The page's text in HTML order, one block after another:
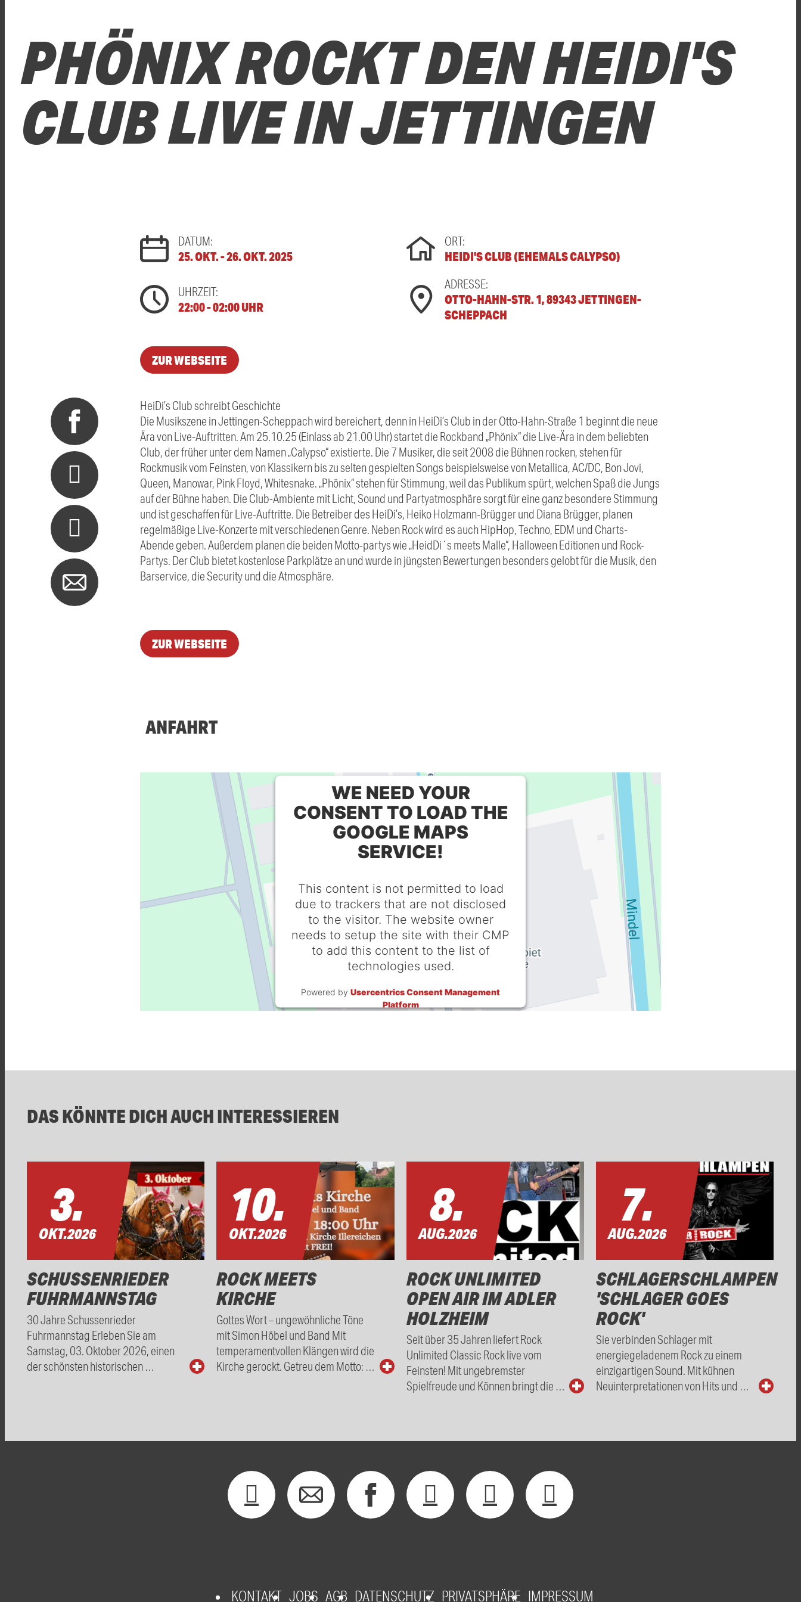
PHÖNIX ROCKT DEN HEIDI'S
CLUB LIVE IN JETTINGEN
DATUM:
25. OKT. - 26. OKT. 2025
ORT:
HEIDI'S CLUB (EHEMALS CALYPSO)
UHRZEIT:
22:00 - 02:00 UHR
ADRESSE:
OTTO-HAHN-STR. 1, 89343 JETTINGEN-
SCHEPPACH
ZUR WEBSEITE
HeiDi’s Club schreibt Geschichte
Die Musikszene in Jettingen-Scheppach wird bereichert, denn in HeiDi’s Club in der Otto-Hahn-Straße 1 beginnt die neue
Ära von Live-Auftritten. Am 25.10.25 (Einlass ab 21.00 Uhr) startet die Rockband „Phönix“ die Live-Ära in dem beliebten
Club, der früher unter dem Namen „Calypso“ existierte. Die 7 Musiker, die seit 2008 die Bühnen rocken, stehen für
Rockmusik vom Feinsten, von Klassikern bis zu selten gespielten Songs beispielsweise von Metallica, AC/DC, Bon Jovi,
Queen, Manowar, Pink Floyd, Whitesnake. „Phönix“ stehen für Stimmung, weil das Publikum spürt, welchen Spaß die Jungs
auf der Bühne haben. Die Club-Ambiente mit Licht, Sound und Partyatmosphäre sorgt für eine ganz besondere Stimmung
und ist geschaffen für Live-Auftritte. Die Betreiber des HeiDi’s, Heiko Holzmann-Brügger und Diana Brügger, planen
regelmäßige Live-Konzerte mit verschiedenen Genre. Neben Rock wird es auch HipHop, Techno, EDM und Charts-
Abende geben. Außerdem planen die beiden Motto-partys wie „HeidDi´s meets Malle“, Halloween Editionen und Rock-
Partys. Der Club bietet kostenlose Parkplätze an und wurde in jüngsten Bewertungen besonders gelobt für die Musik, den
Barservice, die Security und die Atmosphäre.
ZUR WEBSEITE
ANFAHRT
WE NEED YOUR
CONSENT TO LOAD THE
GOOGLE MAPS
SERVICE!
This content is not permitted to load
due to trackers that are not disclosed
to the visitor. The website owner
needs to setup the site with their CMP
to add this content to the list of
technologies used.
Powered by Usercentrics Consent Management
Platform
DAS KÖNNTE DICH AUCH INTERESSIEREN
3.
OKT.2026
SCHUSSENRIEDER
FUHRMANNSTAG
30 Jahre Schussenrieder
Fuhrmannstag Erleben Sie am
Samstag, 03. Oktober 2026, einen
der schönsten historischen …
10.
OKT.2026
ROCK MEETS
KIRCHE
Gottes Wort – ungewöhnliche Töne
mit Simon Höbel und Band Mit
temperamentvollen Klängen wird die
Kirche gerockt. Getreu dem Motto: …
8.
AUG.2026
ROCK UNLIMITED
OPEN AIR IM ADLER
HOLZHEIM
Seit über 35 Jahren liefert Rock
Unlimited Classic Rock live vom
Feinsten! Mit ungebremster
Spielfreude und Können bringt die …
7.
AUG.2026
SCHLAGERSCHLAMPEN
'SCHLAGER GOES
ROCK'
Sie verbinden Schlager mit
energiegeladenem Rock zu einem
einzigartigen Sound. Mit kühnen
Neuinterpretationen von Hits und …
KONTAKT JOBS AGB DATENSCHUTZ PRIVATSPHÄRE IMPRESSUM